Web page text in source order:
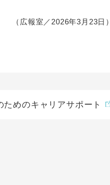
（広報室／2026年3月23日）
ためのキャリアサポート